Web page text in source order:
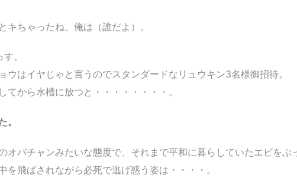
キちゃったね、俺は（誰だよ）。
。
ウはイヤじゃと言うのでスタンダードなリュウキン3名様御招待。
てから水槽に放つと・・・・・・・・。
。
バチャンみたいな態度で、それまで平和に暮らしていたエビをぶ
を飛ばされながら必死で逃げ惑う姿は・・・・。